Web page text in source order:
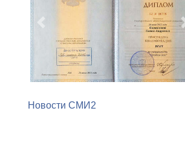
Предыдущий
Новости СМИ2